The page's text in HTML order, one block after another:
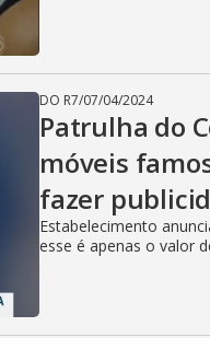
DO R7/07/04/2024
Patrulha do
móveis
fazer
Estabelecimento
esse é apenas o valor